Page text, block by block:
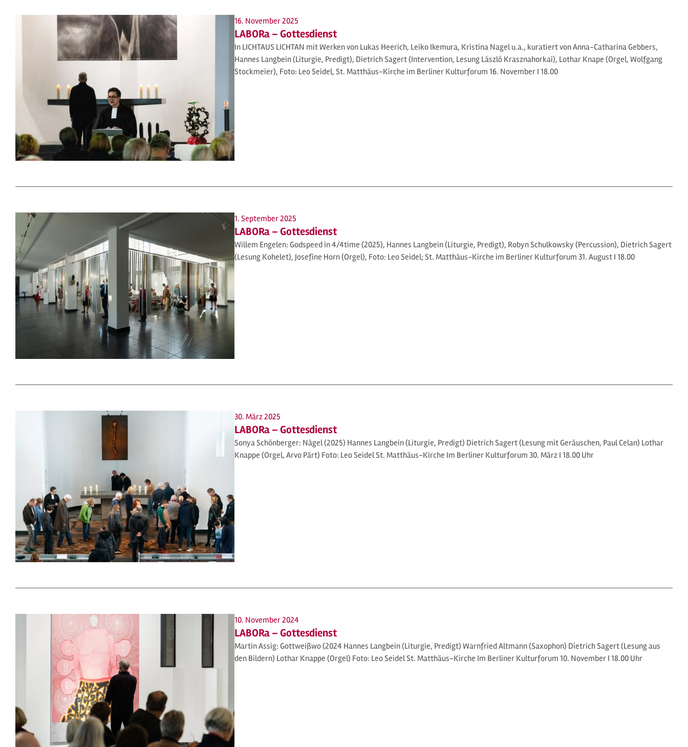
16. November 2025
LABORa – Gottesdienst
In LICHTAUS LICHTAN mit Werken von Lukas Heerich, Leiko Ikemura, Kristina Nagel u.a., kuratiert von Anna-Catharina Gebbers,
Hannes Langbein (Liturgie, Predigt), Dietrich Sagert (Intervention, Lesung László Krasznahorkai), Lothar Knape (Orgel, Wolfgang
Stockmeier), Foto: Leo Seidel, St. Matthäus-Kirche im Berliner Kulturforum 16. November I 18.00
1. September 2025
LABORa – Gottesdienst
Willem Engelen: Godspeed in 4/4time (2025), Hannes Langbein (Liturgie, Predigt), Robyn Schulkowsky (Percussion), Dietrich Sagert
(Lesung Kohelet), Josefine Horn (Orgel), Foto: Leo Seidel; St. Matthäus-Kirche im Berliner Kulturforum 31. August I 18.00
30. März 2025
LABORa – Gottesdienst
Sonya Schönberger: Nägel (2025) Hannes Langbein (Liturgie, Predigt) Dietrich Sagert (Lesung mit Geräuschen, Paul Celan) Lothar
Knappe (Orgel, Arvo Pärt) Foto: Leo Seidel St. Matthäus-Kirche Im Berliner Kulturforum 30. März I 18.00 Uhr
10. November 2024
LABORa – Gottesdienst
Martin Assig: Gottweißwo (2024 Hannes Langbein (Liturgie, Predigt) Warnfried Altmann (Saxophon) Dietrich Sagert (Lesung aus
den Bildern) Lothar Knappe (Orgel) Foto: Leo Seidel St. Matthäus-Kirche Im Berliner Kulturforum 10. November I 18.00 Uhr